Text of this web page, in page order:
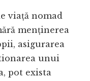
viață nomad
menținerea
asigurarea
unui
pot exista